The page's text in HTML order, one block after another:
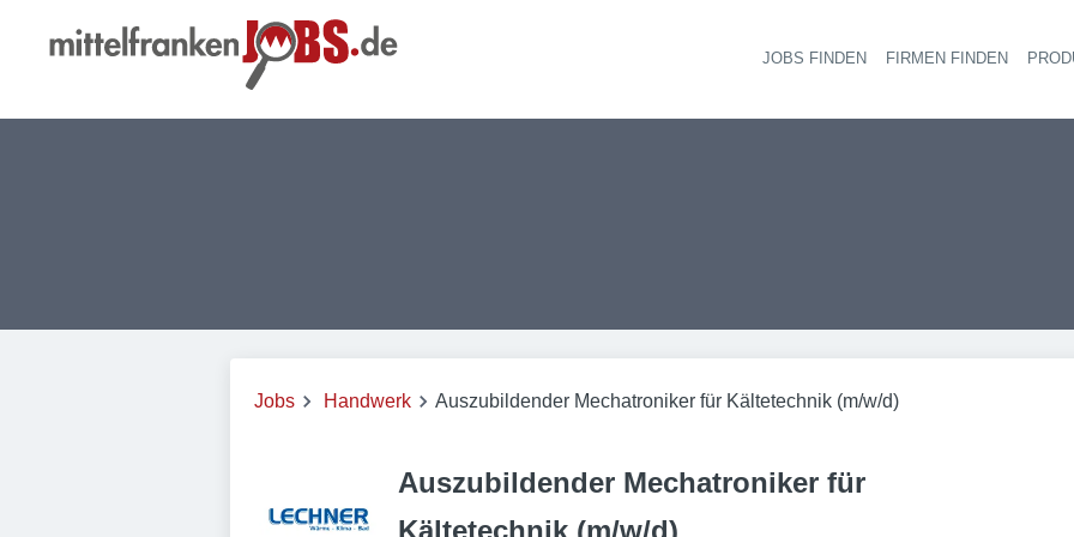
JOBS FINDEN FIRMEN FINDEN
Jobs Handwerk Auszubildender Mechatroniker für Kältetechnik (m/w/d)
Auszubildender Mechatroniker für
Kältetechnik (m/w/d)